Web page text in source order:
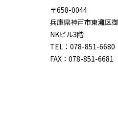
〒658-0044
兵庫県神戸市東灘区
NKビル3階
TEL： 078-851-6680
FAX： 078-851-6681